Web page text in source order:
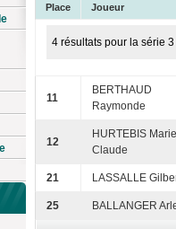
Place Joueur
4 résultats pour la série 3
11
BERTHAUD
Raymonde
12
HURTEBIS
Claude
21 LASSALLE
25 BALLANGER